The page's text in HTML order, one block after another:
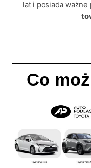
lat i posiada ważne
Co